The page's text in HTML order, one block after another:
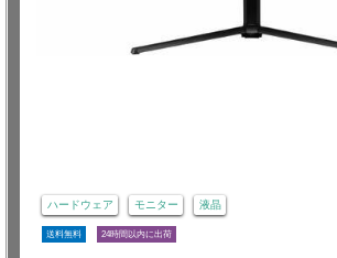
ハードウェア モニター 液晶
送料無料 24時間以内に出荷